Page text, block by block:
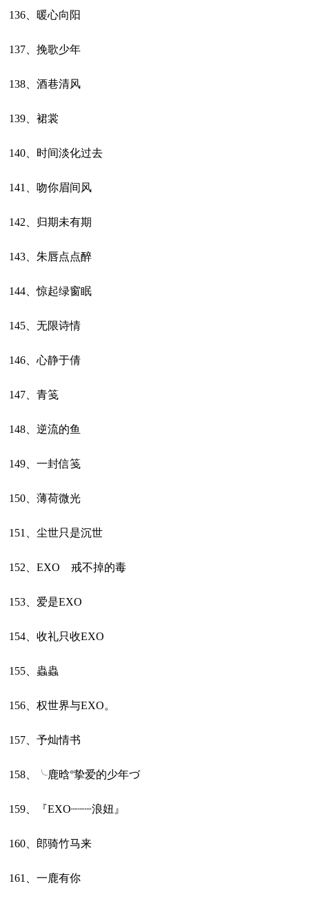
136、暖心向阳
137、挽歌少年
138、酒巷清风
139、裙裳
140、时间淡化过去
141、吻你眉间风
142、归期未有期
143、朱唇点点醉
144、惊起绿窗眠
145、无限诗情
146、心静于倩
147、青笺
148、逆流的鱼
149、一封信笺
150、薄荷微光
151、尘世只是沉世
152、EXOゞ戒不掉的毒
153、爱是EXO
154、收礼只收EXO
155、蟲蟲
156、权世界与EXO。
157、予灿情书
158、╰鹿晗°挚爱的少年づ
159、『EXO┈┈┈浪妞』
160、郎骑竹马来
161、一鹿有你